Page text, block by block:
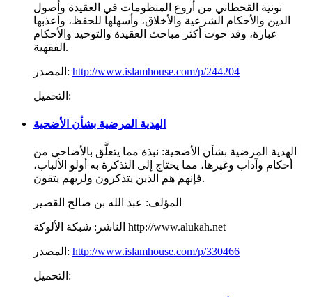
نونية القحطاني من أروع المنظومات في العقيدة وأصول
الدين والأحكام الشرعية والأخلاق، وأسهلها للحفظ، وأعذبها
عبارة، وقد حوت أكثر مباحث العقيدة والتوحيد والأحكام
الفقهية.
المصدر: http://www.islamhouse.com/p/244204
التحميل:
الهدية المرضية بشأن الأضحية
الهدية المرضية بشأن الأضحية: نبذة مما يتعلَّق بالأضاحي من
أحكام وآداب وغيرها، مما يحتاج إلى التذكرة به أولو الألباب،
فإنهم هم الذين يتذكرون ولربهم يتقون.
المؤلف: عبد الله بن صالح القصير
الناشر: شبكة الألوكة http://www.alukah.net
المصدر: http://www.islamhouse.com/p/330466
التحميل: